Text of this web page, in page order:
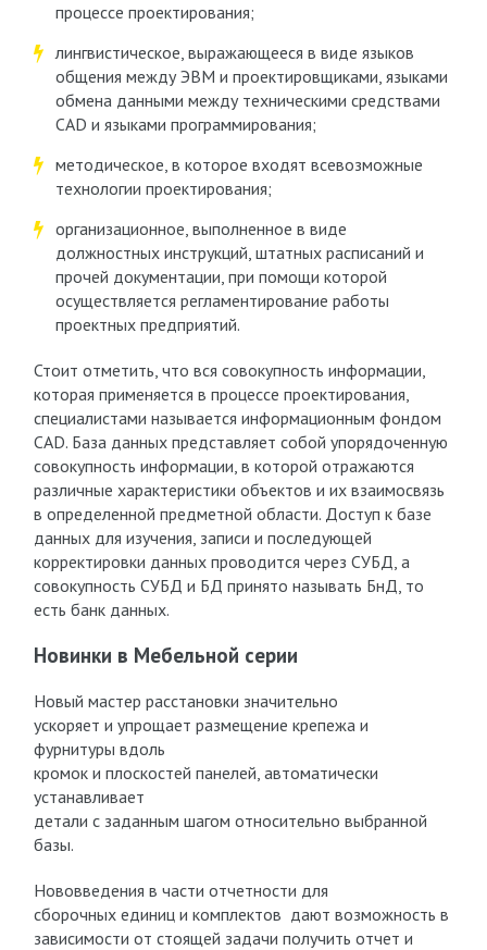
процессе проектирования;
лингвистическое, выражающееся в виде языков
общения между ЭВМ и проектировщиками, языками
обмена данными между техническими средствами
CAD и языками программирования;
методическое, в которое входят всевозможные
технологии проектирования;
организационное, выполненное в виде
должностных инструкций, штатных расписаний и
прочей документации, при помощи которой
осуществляется регламентирование работы
проектных предприятий.
Стоит отметить, что вся совокупность информации,
которая применяется в процессе проектирования,
специалистами называется информационным фондом
CAD. База данных представляет собой упорядоченную
совокупность информации, в которой отражаются
различные характеристики объектов и их взаимосвязь
в определенной предметной области. Доступ к базе
данных для изучения, записи и последующей
корректировки данных проводится через СУБД, а
совокупность СУБД и БД принято называть БнД, то
есть банк данных.
Новинки в Мебельной серии
Новый мастер расстановки значительно
ускоряет и упрощает размещение крепежа и
фурнитуры вдоль
кромок и плоскостей панелей, автоматически
устанавливает
детали с заданным шагом относительно выбранной
базы.
Нововведения в части отчетности для
сборочных единиц и комплектов дают возможность в
зависимости от стоящей задачи получить отчет и